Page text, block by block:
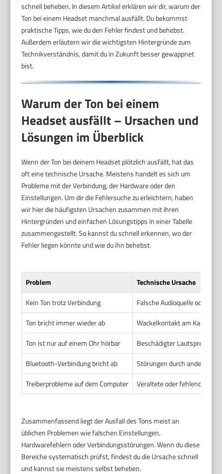
schnell beheben. In diesem Artikel erklären wir dir, warum der
Ton bei einem Headset manchmal ausfällt. Du bekommst
praktische Tipps, wie du den Fehler findest und behebst.
Außerdem erläutern wir die wichtigsten Hintergründe zum
Technikverständnis, damit du in Zukunft besser gewappnet
bist.
Warum der Ton bei einem
Headset ausfällt – Ursachen und
Lösungen im Überblick
Wenn der Ton bei deinem Headset plötzlich ausfällt, hat das
oft eine technische Ursache. Meistens handelt es sich um
Probleme mit der Verbindung, der Hardware oder den
Einstellungen. Um dir die Fehlersuche zu erleichtern, haben
wir hier die häufigsten Ursachen zusammen mit ihren
Hintergründen und einfachen Lösungstipps in einer Tabelle
zusammengestellt. So kannst du schnell erkennen, wo der
Fehler liegen könnte und wie du ihn behebst.
Problem
Technische Ursache
Kein Ton trotz Verbindung
Falsche Audioquelle oder
Ton bricht immer wieder ab
Wackelkontakt am Kabel
Ton ist nur auf einem Ohr hörbar
Beschädigter Lautsprecher
Bluetooth-Verbindung bricht ab
Störungen durch andere
Treiberprobleme auf dem Computer
Veraltete oder fehlende
Zusammenfassend liegt der Ausfall des Tons meist an
üblichen Problemen wie falschen Einstellungen,
Hardwarefehlern oder Verbindungsstörungen. Wenn du diese
Bereiche systematisch prüfst, findest du die Ursache schnell
und kannst sie meistens selbst beheben.